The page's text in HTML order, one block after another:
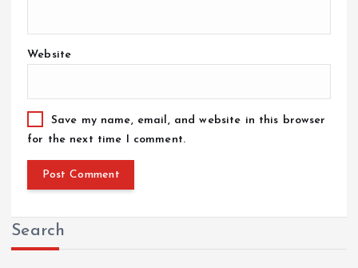
Website
Save my name, email, and website in this browser
for the next time I comment.
Search